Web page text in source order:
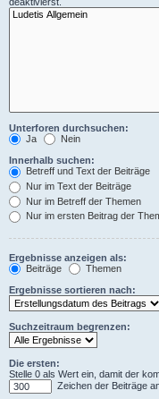
Unterforen durchsuchen:
Ja
Nein
Innerhalb suchen:
Betreff und Text der Beiträge
Nur im Text der Beiträge
Nur im Betreff der Themen
Nur im ersten Beitrag der
Ergebnisse anzeigen als:
Beiträge
Themen
Ergebnisse sortieren nach:
Suchzeitraum begrenzen:
Die ersten:
Stelle 0 als Wert ein, damit der
Zeichen der Beiträge